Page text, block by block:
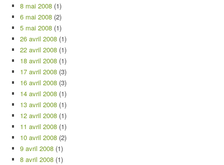
8 mai 2008 (1)
6 mai 2008 (2)
5 mai 2008 (1)
26 avril 2008 (1)
22 avril 2008 (1)
18 avril 2008 (1)
17 avril 2008 (3)
16 avril 2008 (3)
14 avril 2008 (1)
13 avril 2008 (1)
12 avril 2008 (1)
11 avril 2008 (1)
10 avril 2008 (2)
9 avril 2008 (1)
8 avril 2008 (1)